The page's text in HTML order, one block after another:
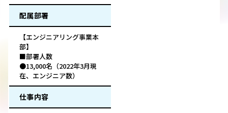
配属部署
【エンジニアリング事業本
部】
■部署人数
●13,000名（2022年3月現
在、エンジニア数）
仕事内容